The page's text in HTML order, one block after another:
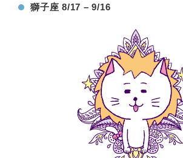
獅子座 8/17 – 9/16